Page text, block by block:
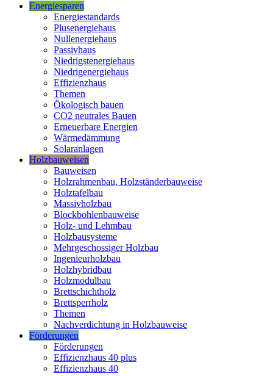
Energiesparen
Energiestandards
Plusenergiehaus
Nullenergiehaus
Passivhaus
Niedrigstenergiehaus
Niedrigenergiehaus
Effizienzhaus
Themen
Ökologisch bauen
CO2 neutrales Bauen
Erneuerbare Energien
Wärmedämmung
Solaranlagen
Holzbauweisen
Bauweisen
Holzrahmenbau, Holzständerbauweise
Holztafelbau
Massivholzbau
Blockbohlenbauweise
Holz- und Lehmbau
Holzbausysteme
Mehrgeschossiger Holzbau
Ingenieurholzbau
Holzhybridbau
Holzmodulbau
Brettschichtholz
Brettsperrholz
Themen
Nachverdichtung in Holzbauweise
Förderungen
Förderungen
Effizienzhaus 40 plus
Effizienzhaus 40